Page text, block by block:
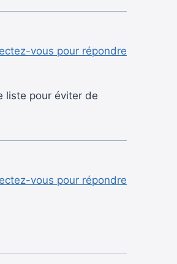
liste pour éviter de
vous pour répondre
vous pour répondre